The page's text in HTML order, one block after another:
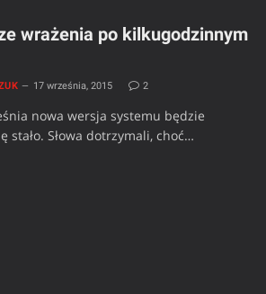
wrażenia po kilkugodzinnym
17 września, 2015 2
nowa wersja systemu będzie
stało. Słowa dotrzymali, choć…